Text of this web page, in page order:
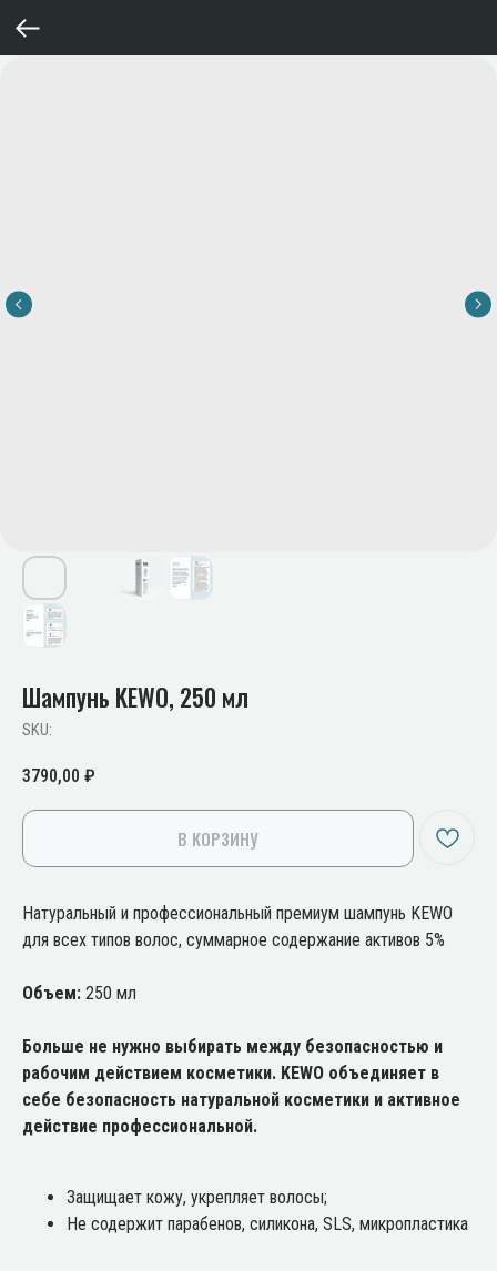
Шампунь KEWO, 250 мл
SKU:
3790,00 ₽
В КОРЗИНУ
Натуральный и профессиональный премиум шампунь KEWO
для всех типов волос, суммарное содержание активов 5%
Объем: 250 мл
Больше не нужно выбирать между безопасностью и
рабочим действием косметики. KEWO объединяет в
себе безопасность натуральной косметики и активное
действие профессиональной.
Защищает кожу, укрепляет волосы;
Не содержит парабенов, силикона, SLS, микропластика